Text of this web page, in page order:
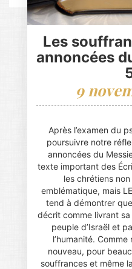
Les
annoncées
9
Après l’examen du
poursuivre notre
annoncées du
texte important des
les chrétiens
emblématique, mais
tend à démontrer
décrit comme livrant
peuple d’Israël et
l’humanité.
nouveau, pour
souffrances et même